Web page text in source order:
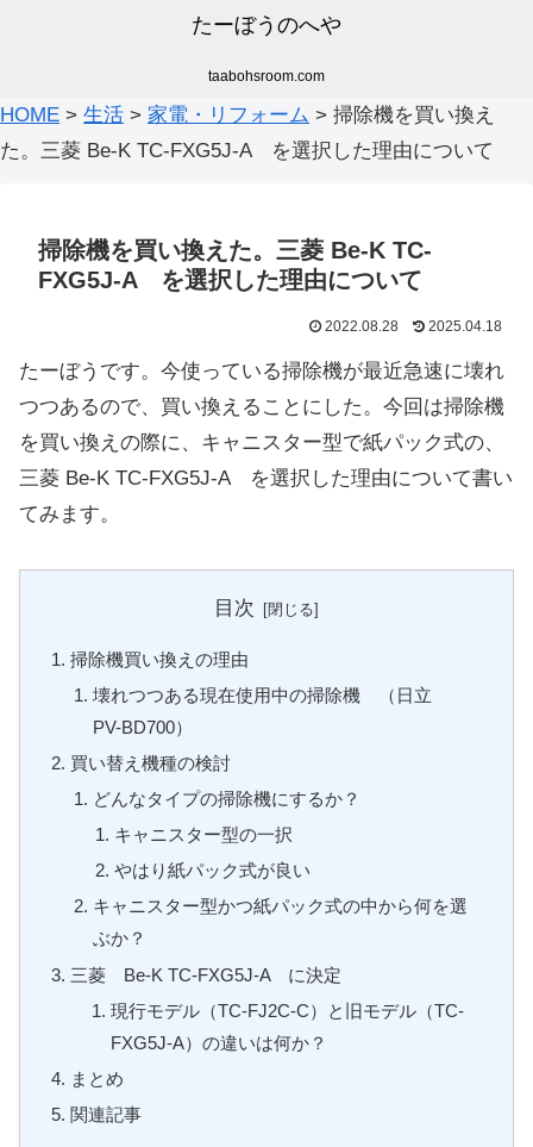
たーぼうのへや
taabohsroom.com
HOME > 生活 > 家電・リフォーム > 掃除機を買い換え
た。三菱 Be-K TC-FXG5J-A を選択した理由について
掃除機を買い換えた。三菱 Be-K TC-
FXG5J-A を選択した理由について
2022.08.28 2025.04.18
たーぼうです。今使っている掃除機が最近急速に壊れ
つつあるので、買い換えることにした。今回は掃除機
を買い換えの際に、キャニスター型で紙パック式の、
三菱 Be-K TC-FXG5J-A を選択した理由について書い
てみます。
目次
掃除機買い換えの理由
壊れつつある現在使用中の掃除機 （日立
PV-BD700）
買い替え機種の検討
どんなタイプの掃除機にするか？
キャニスター型の一択
やはり紙パック式が良い
キャニスター型かつ紙パック式の中から何を選
ぶか？
三菱 Be-K TC-FXG5J-A に決定
現行モデル（TC-FJ2C-C）と旧モデル（TC-
FXG5J-A）の違いは何か？
まとめ
関連記事